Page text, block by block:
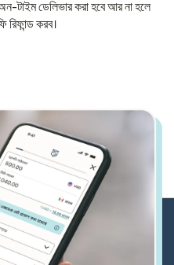
টাইম ডেলিভার করা হবে আর না হলে
রিফান্ড করব।